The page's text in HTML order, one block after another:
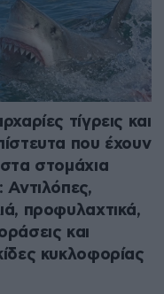
τίγρεις και
που έχουν
στα στομάχια
Αντιλόπες,
προφυλαχτικά,
και
κυκλοφορίας